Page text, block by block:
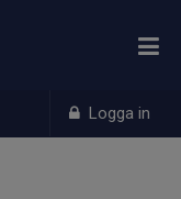
Logga in